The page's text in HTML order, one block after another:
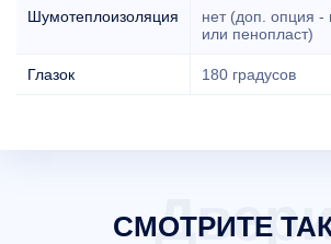
Шумотеплоизоляция
нет (доп. опция -
или пенопласт)
Глазок 180 градусов
СМОТРИТЕ